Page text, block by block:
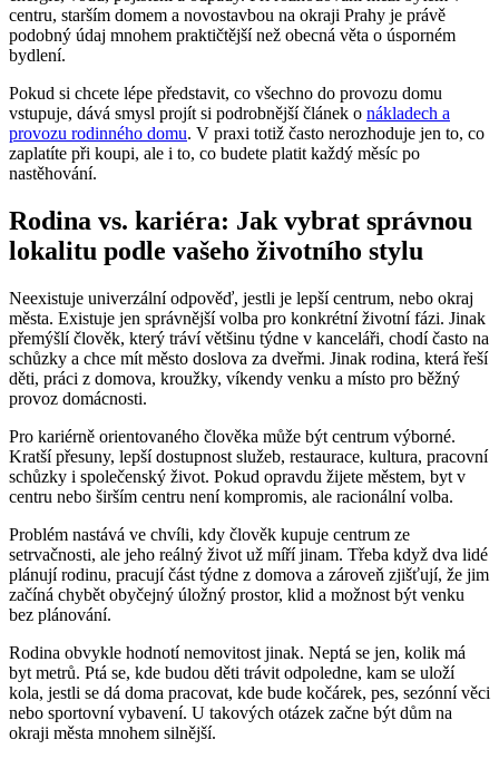
centru, starším domem a novostavbou na okraji Prahy je právě
podobný údaj mnohem praktičtější než obecná věta o úsporném
bydlení.
Pokud si chcete lépe představit, co všechno do provozu domu
vstupuje, dává smysl projít si podrobnější článek o nákladech a
provozu rodinného domu. V praxi totiž často nerozhoduje jen to, co
zaplatíte při koupi, ale i to, co budete platit každý měsíc po
nastěhování.
Rodina vs. kariéra: Jak vybrat správnou
lokalitu podle vašeho životního stylu
Neexistuje univerzální odpověď, jestli je lepší centrum, nebo okraj
města. Existuje jen správnější volba pro konkrétní životní fázi. Jinak
přemýšlí člověk, který tráví většinu týdne v kanceláři, chodí často na
schůzky a chce mít město doslova za dveřmi. Jinak rodina, která řeší
děti, práci z domova, kroužky, víkendy venku a místo pro běžný
provoz domácnosti.
Pro kariérně orientovaného člověka může být centrum výborné.
Kratší přesuny, lepší dostupnost služeb, restaurace, kultura, pracovní
schůzky i společenský život. Pokud opravdu žijete městem, byt v
centru nebo širším centru není kompromis, ale racionální volba.
Problém nastává ve chvíli, kdy člověk kupuje centrum ze
setrvačnosti, ale jeho reálný život už míří jinam. Třeba když dva lidé
plánují rodinu, pracují část týdne z domova a zároveň zjišťují, že jim
začíná chybět obyčejný úložný prostor, klid a možnost být venku
bez plánování.
Rodina obvykle hodnotí nemovitost jinak. Neptá se jen, kolik má
byt metrů. Ptá se, kde budou děti trávit odpoledne, kam se uloží
kola, jestli se dá doma pracovat, kde bude kočárek, pes, sezónní věci
nebo sportovní vybavení. U takových otázek začne být dům na
okraji města mnohem silnější.